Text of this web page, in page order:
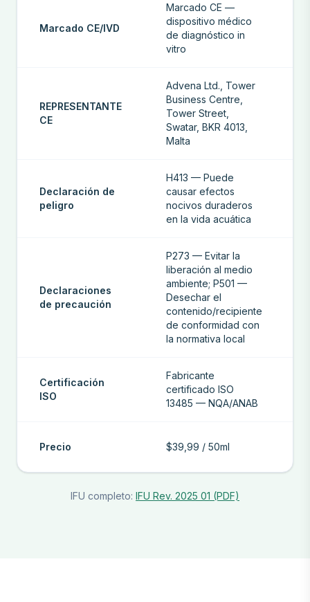
Marcado CE/IVD
Marcado CE —
dispositivo médico
de diagnóstico in
vitro
REPRESENTANTE
CE
Advena Ltd., Tower
Business Centre,
Tower Street,
Swatar, BKR 4013,
Malta
Declaración de
peligro
H413 — Puede
causar efectos
nocivos duraderos
en la vida acuática
Declaraciones
de precaución
P273 — Evitar la
liberación al medio
ambiente; P501 —
Desechar el
contenido/recipiente
de conformidad con
la normativa local
Certificación
ISO
Fabricante
certificado ISO
13485 — NQA/ANAB
Precio $39,99 / 50ml
IFU completo: IFU Rev. 2025 01 (PDF)